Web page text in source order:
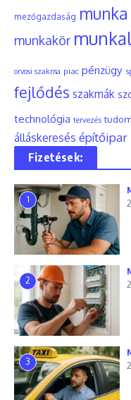
mezőgazdaság munka
munkakör
orvosi szakma piac pénzügy
fejlődés szakmák
technológia tervezés
álláskeresés építőipar
Fizetések:
1
2
3